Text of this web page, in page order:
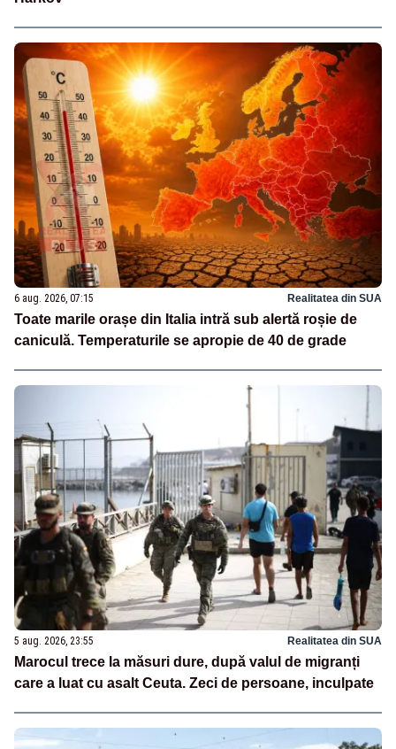
6 aug. 2026, 07:15 Realitatea din SUA
Toate marile orașe din Italia intră sub alertă roșie de
caniculă. Temperaturile se apropie de 40 de grade
5 aug. 2026, 23:55 Realitatea din SUA
Marocul trece la măsuri dure, după valul de migranți
care a luat cu asalt Ceuta. Zeci de persoane, inculpate